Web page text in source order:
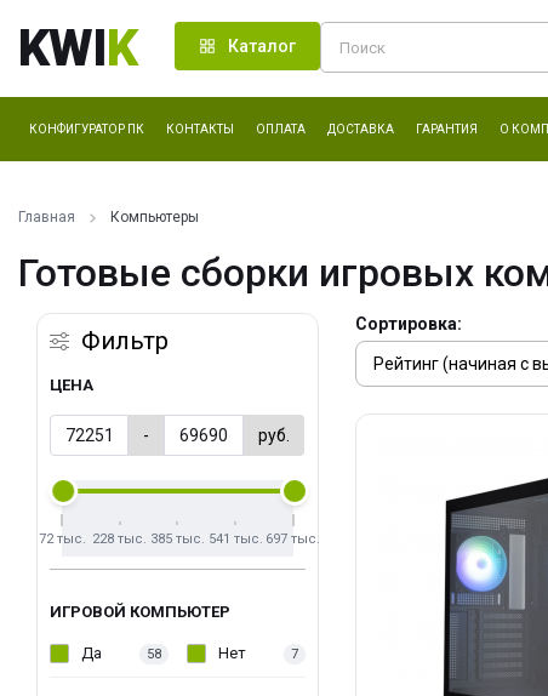
KWIK Каталог
КОНФИГУРАТОР ПК КОНТАКТЫ ОПЛАТА ДОСТАВКА ГАРАНТИЯ О
Главная Компьютеры
Готовые сборки игровых
Фильтр
ЦЕНА
- руб.
72 тыс. 228 тыс. 385 тыс. 541 тыс. 697 тыс.
ИГРОВОЙ КОМПЬЮТЕР
Да 58 Нет 7
Сортировка: